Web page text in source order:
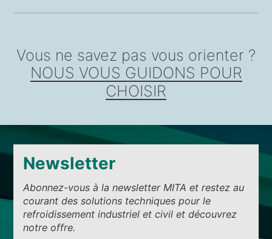
Vous ne savez pas vous orienter ?
NOUS VOUS GUIDONS POUR
CHOISIR
Newsletter
Abonnez-vous à la newsletter MITA et restez au
courant des solutions techniques pour le
refroidissement industriel et civil et découvrez
notre offre.